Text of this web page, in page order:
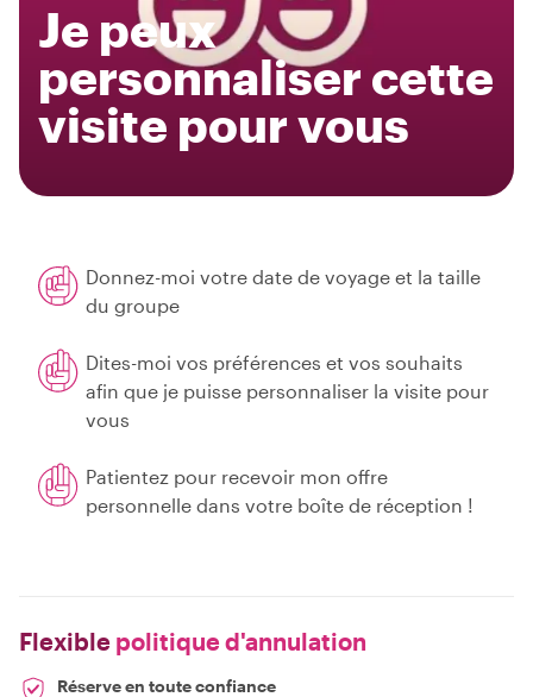
Je peux
personnaliser cette
visite pour vous
Donnez-moi votre date de voyage et la taille
du groupe
Dites-moi vos préférences et vos souhaits
afin que je puisse personnaliser la visite pour
vous
Patientez pour recevoir mon offre
personnelle dans votre boîte de réception !
Flexible politique d'annulation
Réserve en toute confiance